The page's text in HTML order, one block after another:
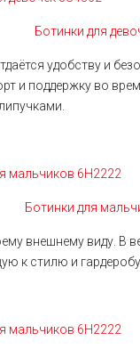
Ботинки для
удобству и
и поддержку во
Ботинки для
внешнему виду. В
к стилю и гардеробу.